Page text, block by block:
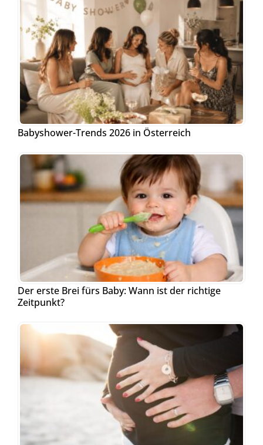
Babyshower-Trends 2026 in Österreich
Der erste Brei fürs Baby: Wann ist der richtige
Zeitpunkt?